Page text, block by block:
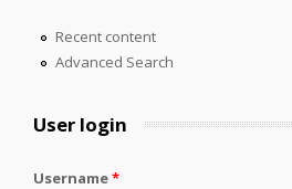
Recent content
Advanced Search
User login
Username*